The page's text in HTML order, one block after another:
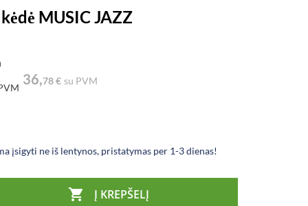
MUSIC JAZZ
36,78 € su PVM
įsigyti ne iš lentynos, pristatymas per 1-3 dienas!
 Į KREPŠELĮ